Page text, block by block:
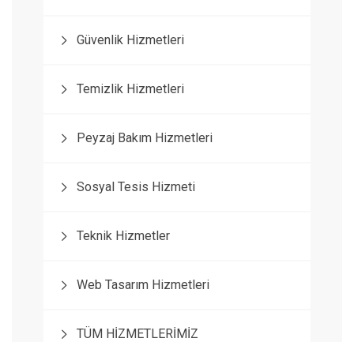
Güvenlik Hizmetleri
Temizlik Hizmetleri
Peyzaj Bakım Hizmetleri
Sosyal Tesis Hizmeti
Teknik Hizmetler
Web Tasarım Hizmetleri
TÜM HİZMETLERİMİZ